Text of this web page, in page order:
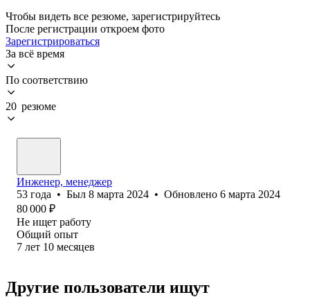
Чтобы видеть все резюме, зарегистрируйтесь
После регистрации откроем фото
Зарегистрироваться
За всё время
По соответствию
20 резюме
Инженер, менеджер
53 года • Был 8 марта 2024 • Обновлено 6 марта 2024
80 000 ₽
Не ищет работу
Общий опыт
7 лет 10 месяцев
Другие пользователи ищут